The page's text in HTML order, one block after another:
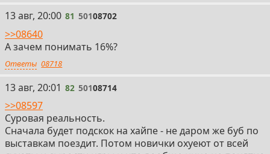
81
13 авг, 20:00 81 50108702
>>08640
А зачем понимать 16%?
Ответы 08718
82
13 авг, 20:01 82 50108714
>>08597
Суровая реальность.
Сначала будет подскок на хайпе - не даром же буб по
выставкам поездит. Потом новички охуеют от всей